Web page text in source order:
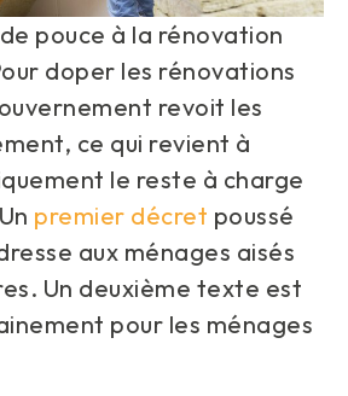
pouce à la rénovation
doper les rénovations
revoit les
ce qui revient à
le reste à charge
premier décret poussé
aux ménages aisés
Un deuxième texte est
pour les ménages